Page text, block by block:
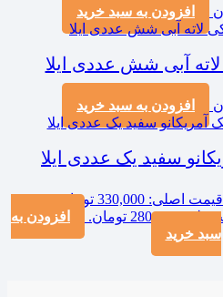
افزودن به سبد خرید
لاته آبی شش عددی ایلا
افزودن به سبد خرید
سفید یک عددی ایلا
قیمت اصلی: 330,000 تومان
تومان.
افزودن به
سبد خرید